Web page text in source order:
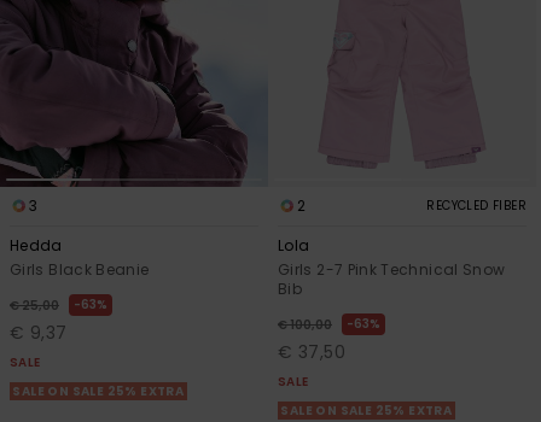
3
Hedda
Girls Black Beanie
€ 25,00 63%
€ 9,37
SALE
SALE ON SALE 25% EXTRA
2 RECYCLED FIBER
Lola
Girls 2-7 Pink Technical Snow
Bib
€ 100,00 63%
€ 37,50
SALE
SALE ON SALE 25% EXTRA